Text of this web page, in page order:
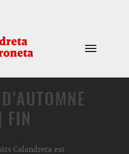
| FIN
Calandreta est